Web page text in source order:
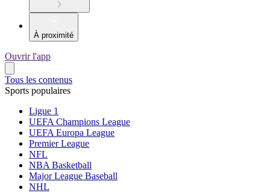
À proximité
Ouvrir l'app
Tous les contenus
Sports populaires
Ligue 1
UEFA Champions League
UEFA Europa League
Premier League
NFL
NBA Basketball
Major League Baseball
NHL